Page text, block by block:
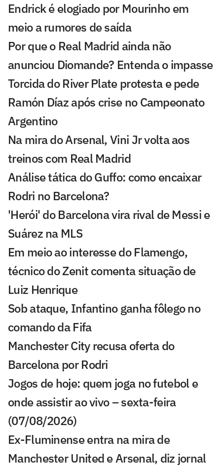
Endrick é elogiado por Mourinho em
meio a rumores de saída
Por que o Real Madrid ainda não
anunciou Diomande? Entenda o impasse
Torcida do River Plate protesta e pede
Ramón Díaz após crise no Campeonato
Argentino
Na mira do Arsenal, Vini Jr volta aos
treinos com Real Madrid
Análise tática do Guffo: como encaixar
Rodri no Barcelona?
'Herói' do Barcelona vira rival de Messi e
Suárez na MLS
Em meio ao interesse do Flamengo,
técnico do Zenit comenta situação de
Luiz Henrique
Sob ataque, Infantino ganha fôlego no
comando da Fifa
Manchester City recusa oferta do
Barcelona por Rodri
Jogos de hoje: quem joga no futebol e
onde assistir ao vivo – sexta-feira
(07/08/2026)
Ex-Fluminense entra na mira de
Manchester United e Arsenal, diz jornal